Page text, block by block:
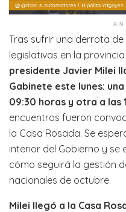
Tras sufrir una derrota
legislativas en la provincia
presidente Javier Milei
Gabinete este lunes:
09:30 horas y otra a las
encuentros fueron
la Casa Rosada. Se
interior del Gobierno y se
cómo seguirá la gestión
nacionales de octubre.
Milei llegó a la Casa